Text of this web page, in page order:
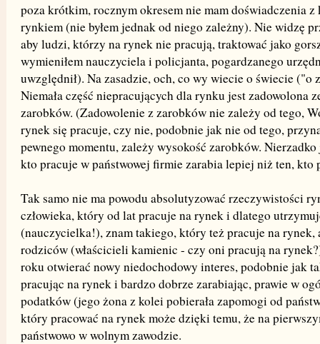
poza krótkim, rocznym okresem nie mam doświadczenia z
rynkiem (nie byłem jednak od niego zależny). Nie widzę
aby ludzi, którzy na rynek nie pracują, traktować jako
wymieniłem nauczyciela i policjanta, pogardzanego
uwzględnił). Na zasadzie, och, co wy wiecie o świecie ("o
Niemała część niepracujących dla rynku jest zadowolona
zarobków. (Zadowolenie z zarobków nie zależy od tego,
rynek się pracuje, czy nie, podobnie jak nie od tego,
pewnego momentu, zależy wysokość zarobków.
kto pracuje w państwowej firmie zarabia lepiej niż ten, kto
Tak samo nie ma powodu absolutyzować rzeczywistości
człowieka, który od lat pracuje na rynek i dlatego
(nauczycielka!), znam takiego, który też pracuje na rynek,
rodziców (właścicieli kamienic - czy oni pracują na
roku otwierać nowy niedochodowy interes, podobnie jak
pracując na rynek i bardzo dobrze zarabiając, prawie w
podatków (jego żona z kolei pobierała zapomogi od
który pracować na rynek może dzięki temu, że na
państwowo w wolnym zawodzie.